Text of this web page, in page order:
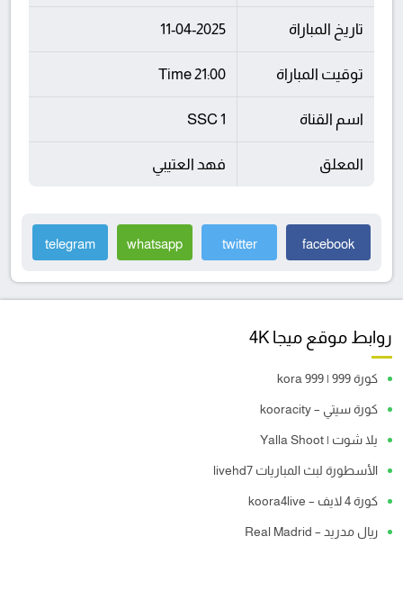
تاريخ المباراة 11-04-2025
توقيت المباراة 21:00 Time
اسم القناة SSC 1
المعلق فهد العتيبي
facebook
twitter
whatsapp
telegram
روابط موقع ميجا 4K
كورة 999 | kora 999
كورة سيتي – kooracity
يلا شوت | Yalla Shoot
الأسطورة لبث المباريات livehd7
كورة 4 لايف – koora4live
ريال مدريد – Real Madrid